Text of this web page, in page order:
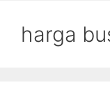
harga